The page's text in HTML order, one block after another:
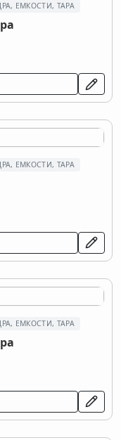
ЕМКОСТИ, ТАРА
ЕМКОСТИ, ТАРА
ЕМКОСТИ, ТАРА